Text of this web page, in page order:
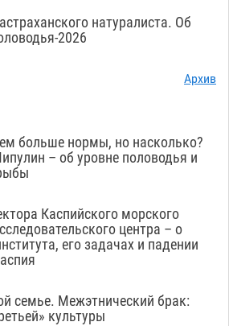
натуралиста. Об
2026
Архив
больше нормы, но насколько?
– об уровне половодья и
Каспийского морского
центра – о
его задачах и падении
семье. Межэтнический брак:
культуры